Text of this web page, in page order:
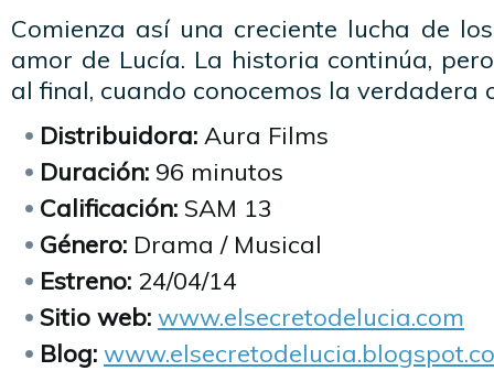
Comienza así una creciente lucha de
amor de Lucía. La historia continúa,
al final, cuando conocemos la verdadera
Distribuidora: Aura Films
Duración: 96 minutos
Calificación: SAM 13
Género: Drama / Musical
Estreno: 24/04/14
Sitio web: www.elsecretodelucia.com
Blog: